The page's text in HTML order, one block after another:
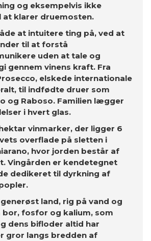
og eksempelvis ikke
klarer druemosten.
at intuitere ting på, ved at
til at forstå
uden at tale og
gennem vinens kraft. Fra
elskede internationale
til indfødte druer som
og Raboso. Familien lægger
i hvert glas.
vinmarker, der ligger 6
overflade på sletten i
hvor jorden består af
Vingården er kendetegnet
dedikeret til dyrkning af
land, rig på vand og
bor, fosfor og kalium, som
dens bifloder altid har
gror langs bredden af